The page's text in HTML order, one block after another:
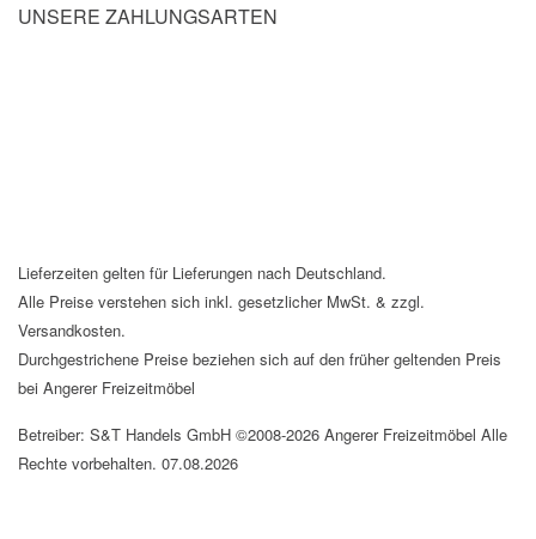
UNSERE ZAHLUNGSARTEN
Lieferzeiten gelten für Lieferungen nach Deutschland.
Alle Preise verstehen sich inkl. gesetzlicher MwSt. & zzgl.
Versandkosten.
Durchgestrichene Preise beziehen sich auf den früher geltenden Preis
bei Angerer Freizeitmöbel
Betreiber: S&T Handels GmbH ©2008-2026 Angerer Freizeitmöbel Alle
Rechte vorbehalten. 07.08.2026